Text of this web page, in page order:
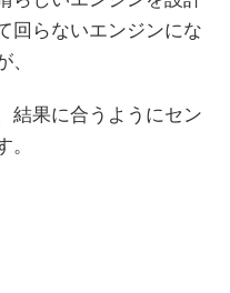
回らないエンジンにな
結果に合うようにセン